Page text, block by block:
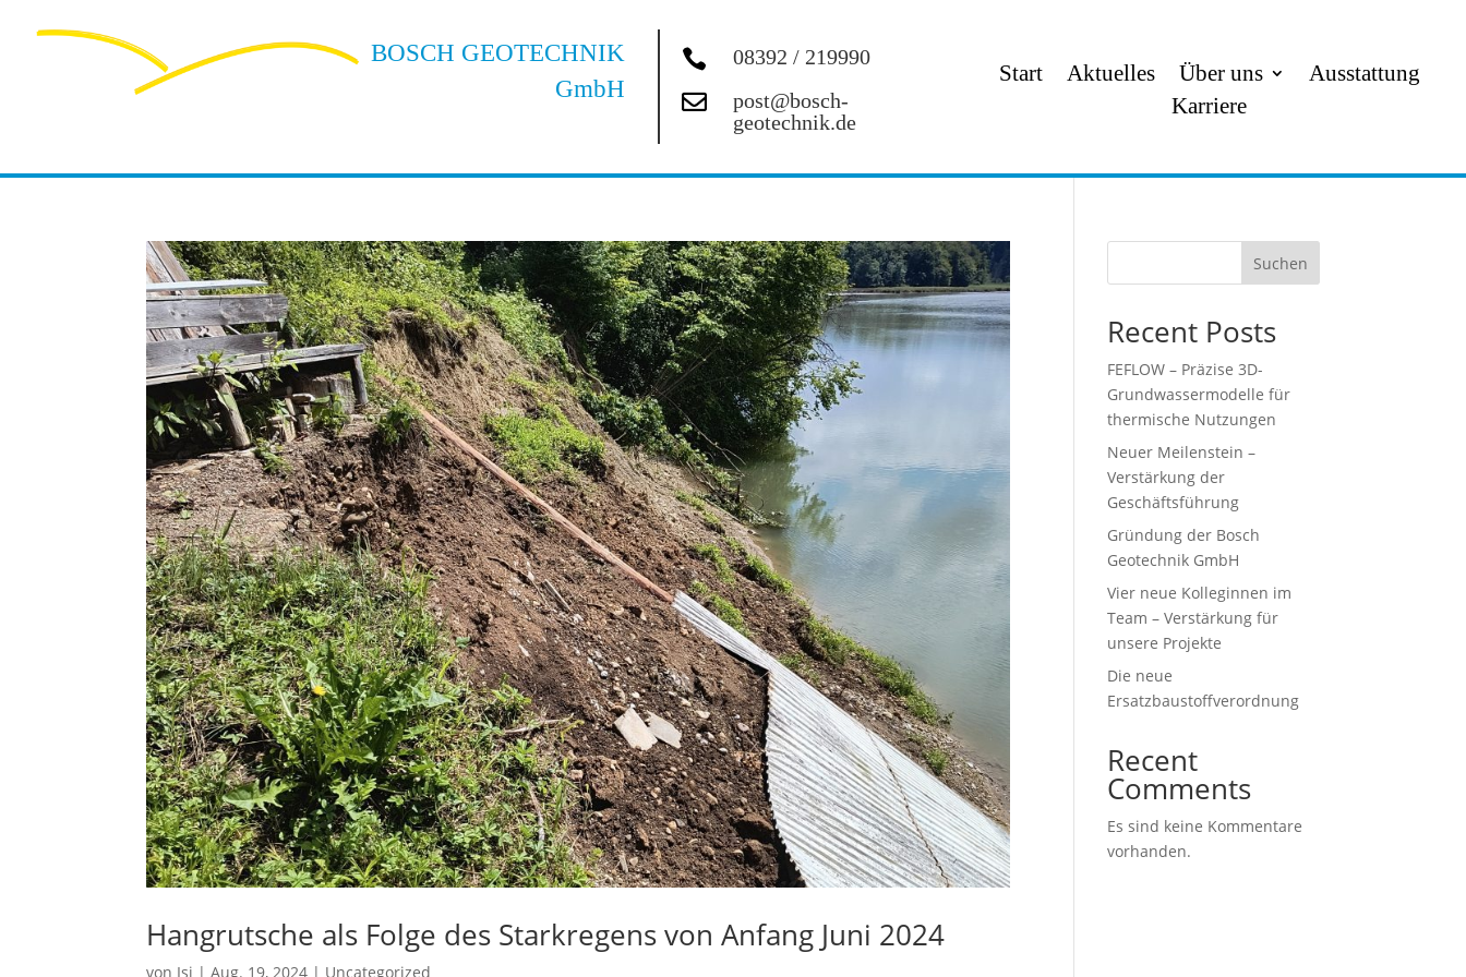
BOSCH GEOTECHNIK
GmbH
 08392 / 219990

post@bosch-
geotechnik.de
Start Aktuelles Über uns
Ausstattung
Karriere
Hangrutsche als Folge des Starkregens von Anfang Juni 2024
von Isi |Aug. 19, 2024 | Uncategorized
Suchen
Recent Posts
FEFLOW – Präzise 3D-
Grundwassermodelle für
thermische Nutzungen
Neuer Meilenstein –
Verstärkung der
Geschäftsführung
Gründung der Bosch
Geotechnik GmbH
Vier neue Kolleginnen im
Team – Verstärkung für
unsere Projekte
Die neue
Ersatzbaustoffverordnung
Recent
Comments
Es sind keine Kommentare
vorhanden.